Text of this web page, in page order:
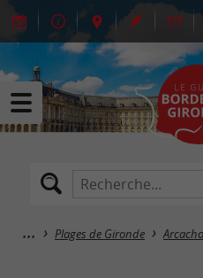
Plages de Gironde